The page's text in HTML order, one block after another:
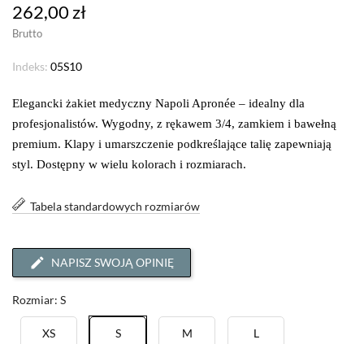
262,00 zł
Brutto
Indeks: 05S10
Elegancki żakiet medyczny Napoli Apronée – idealny dla
profesjonalistów. Wygodny, z rękawem 3/4, zamkiem i bawełną
premium. Klapy i umarszczenie podkreślające talię zapewniają
styl. Dostępny w wielu kolorach i rozmiarach.
Tabela standardowych rozmiarów
NAPISZ SWOJĄ OPINIĘ
Rozmiar: S
XS S M L